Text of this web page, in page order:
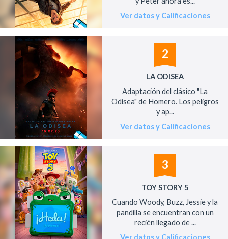
Ver datos y Calificaciones
2
LA ODISEA
Adaptación del clásico "La
Odisea" de Homero. Los peligros
y ap...
Ver datos y Calificaciones
3
TOY STORY 5
Cuando Woody, Buzz, Jessie y la
pandilla se encuentran con un
recién llegado de ...
Ver datos y Calificaciones